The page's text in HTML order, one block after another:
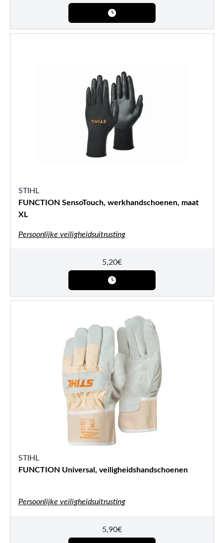
STIHL
FUNCTION SensoTouch, werkhandschoenen, maat
XL
Persoonlijke veiligheidsuitrusting
5,20€
STIHL
FUNCTION Universal, veiligheidshandschoenen
Persoonlijke veiligheidsuitrusting
5,90€